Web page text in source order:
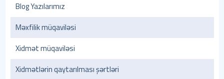
Blog Yazılarımız
Məxfilik müqaviləsi
Xidmət müqaviləsi
Xidmətlərin qaytarılması şərtləri